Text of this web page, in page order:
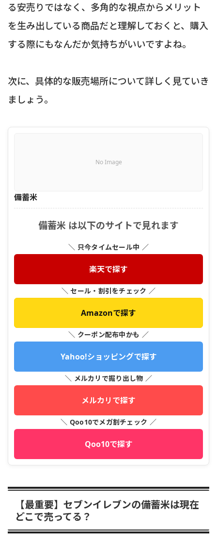
る安売りではなく、多角的な視点からメリット
を生み出している商品だと理解しておくと、購入
する際にもなんだか気持ちがいいですよね。
次に、具体的な販売場所について詳しく見ていき
ましょう。
No Image
備蓄米
備蓄米 は以下のサイトで見れます
＼ 只今タイムセール中 ／
楽天で探す
＼ セール・割引をチェック ／
Amazonで探す
＼ クーポン配布中かも ／
Yahoo!ショッピングで探す
＼ メルカリで掘り出し物 ／
メルカリで探す
＼ Qoo10でメガ割チェック ／
Qoo10で探す
【最重要】セブンイレブンの備蓄米は現在
どこで売ってる？